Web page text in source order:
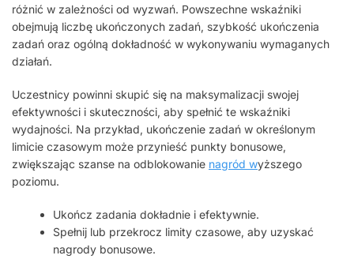
różnić w zależności od wyzwań. Powszechne wskaźniki
obejmują liczbę ukończonych zadań, szybkość ukończenia
zadań oraz ogólną dokładność w wykonywaniu wymaganych
działań.
Uczestnicy powinni skupić się na maksymalizacji swojej
efektywności i skuteczności, aby spełnić te wskaźniki
wydajności. Na przykład, ukończenie zadań w określonym
limicie czasowym może przynieść punkty bonusowe,
zwiększając szanse na odblokowanie nagród wyższego
poziomu.
Ukończ zadania dokładnie i efektywnie.
Spełnij lub przekrocz limity czasowe, aby uzyskać
nagrody bonusowe.